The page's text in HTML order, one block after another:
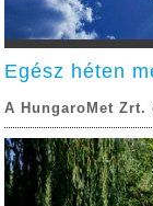
Egész héten
A HungaroMet Zrt.